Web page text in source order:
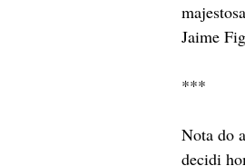
Jaime
***
Nota do
decidi